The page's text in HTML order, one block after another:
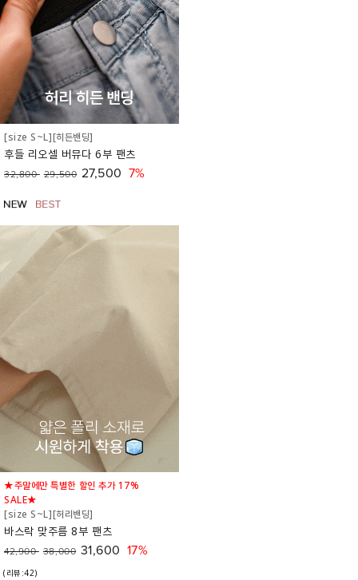
[size S~L][히든밴딩]
후들 리오셀 버뮤다 6부 팬츠
32,800 29,500 27,500 7%
★주말에만 특별한 할인 추가 17%
SALE★
[size S~L][허리밴딩]
바스락 맞주름 8부 팬츠
42,900 38,000 31,600 17%
(리뷰:42)